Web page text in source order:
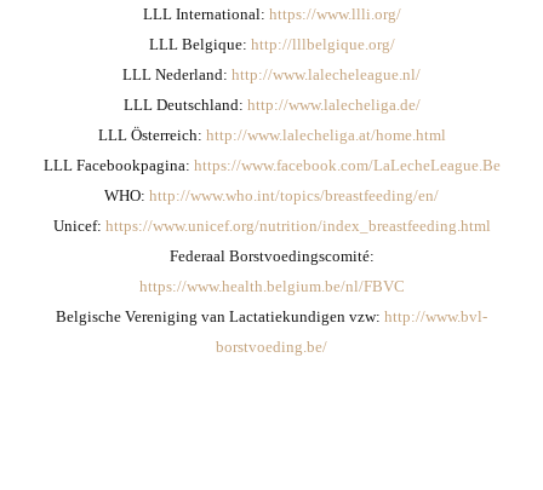
LLL International: https://www.llli.org/
LLL Belgique: http://lllbelgique.org/
LLL Nederland: http://www.lalecheleague.nl/
LLL Deutschland: http://www.lalecheliga.de/
LLL Österreich: http://www.lalecheliga.at/home.html
LLL Facebookpagina: https://www.facebook.com/LaLecheLeague.Be
WHO: http://www.who.int/topics/breastfeeding/en/
Unicef: https://www.unicef.org/nutrition/index_breastfeeding.html
Federaal Borstvoedingscomité:
https://www.health.belgium.be/nl/FBVC
Belgische Vereniging van Lactatiekundigen vzw: http://www.bvl-
borstvoeding.be/